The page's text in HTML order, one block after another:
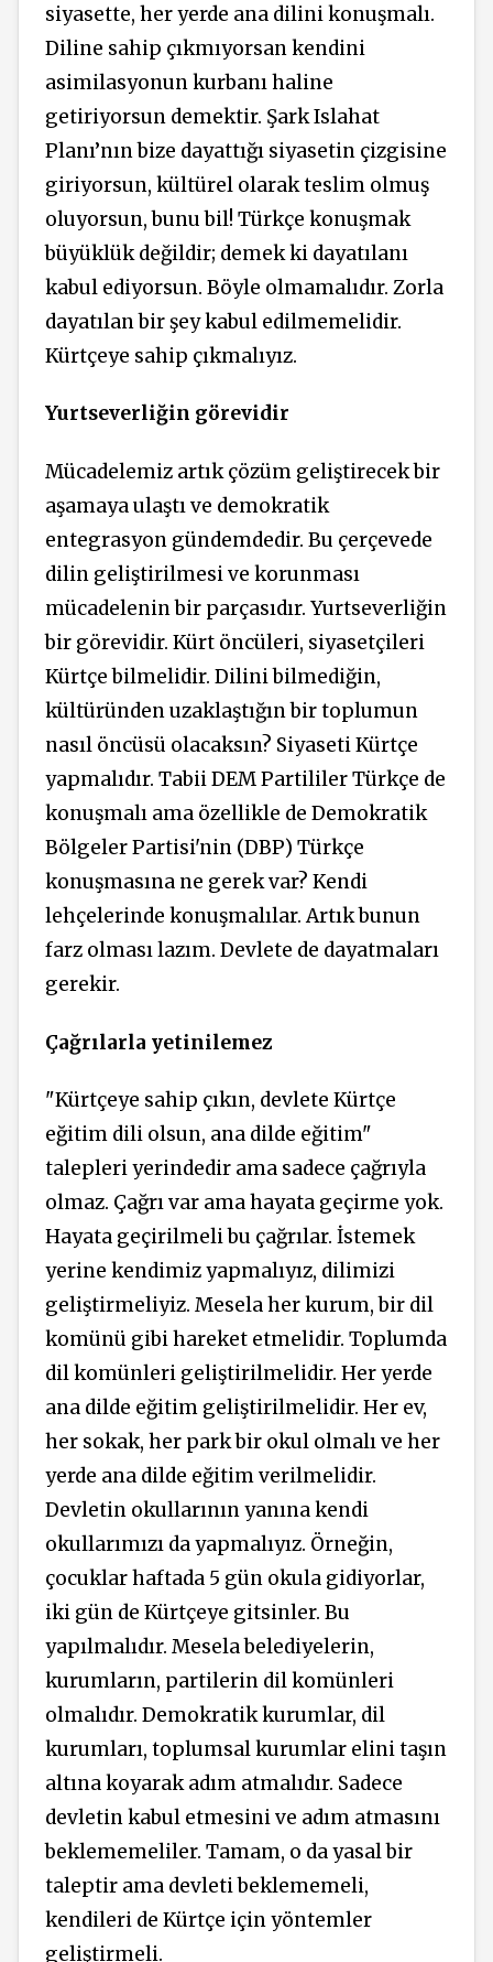
siyasette, her yerde ana dilini konuşmalı.
Diline sahip çıkmıyorsan kendini
asimilasyonun kurbanı haline
getiriyorsun demektir. Şark Islahat
Planı’nın bize dayattığı siyasetin çizgisine
giriyorsun, kültürel olarak teslim olmuş
oluyorsun, bunu bil! Türkçe konuşmak
büyüklük değildir; demek ki dayatılanı
kabul ediyorsun. Böyle olmamalıdır. Zorla
dayatılan bir şey kabul edilmemelidir.
Kürtçeye sahip çıkmalıyız.
Yurtseverliğin görevidir
Mücadelemiz artık çözüm geliştirecek bir
aşamaya ulaştı ve demokratik
entegrasyon gündemdedir. Bu çerçevede
dilin geliştirilmesi ve korunması
mücadelenin bir parçasıdır. Yurtseverliğin
bir görevidir. Kürt öncüleri, siyasetçileri
Kürtçe bilmelidir. Dilini bilmediğin,
kültüründen uzaklaştığın bir toplumun
nasıl öncüsü olacaksın? Siyaseti Kürtçe
yapmalıdır. Tabii DEM Partililer Türkçe de
konuşmalı ama özellikle de Demokratik
Bölgeler Partisi'nin (DBP) Türkçe
konuşmasına ne gerek var? Kendi
lehçelerinde konuşmalılar. Artık bunun
farz olması lazım. Devlete de dayatmaları
gerekir.
Çağrılarla yetinilemez
"Kürtçeye sahip çıkın, devlete Kürtçe
eğitim dili olsun, ana dilde eğitim"
talepleri yerindedir ama sadece çağrıyla
olmaz. Çağrı var ama hayata geçirme yok.
Hayata geçirilmeli bu çağrılar. İstemek
yerine kendimiz yapmalıyız, dilimizi
geliştirmeliyiz. Mesela her kurum, bir dil
komünü gibi hareket etmelidir. Toplumda
dil komünleri geliştirilmelidir. Her yerde
ana dilde eğitim geliştirilmelidir. Her ev,
her sokak, her park bir okul olmalı ve her
yerde ana dilde eğitim verilmelidir.
Devletin okullarının yanına kendi
okullarımızı da yapmalıyız. Örneğin,
çocuklar haftada 5 gün okula gidiyorlar,
iki gün de Kürtçeye gitsinler. Bu
yapılmalıdır. Mesela belediyelerin,
kurumların, partilerin dil komünleri
olmalıdır. Demokratik kurumlar, dil
kurumları, toplumsal kurumlar elini taşın
altına koyarak adım atmalıdır. Sadece
devletin kabul etmesini ve adım atmasını
beklememeliler. Tamam, o da yasal bir
taleptir ama devleti beklememeli,
kendileri de Kürtçe için yöntemler
geliştirmeli.